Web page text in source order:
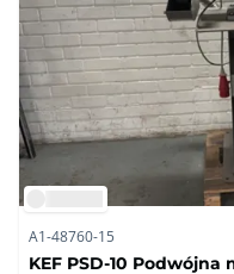
A1-48760-15
KEF PSD-10